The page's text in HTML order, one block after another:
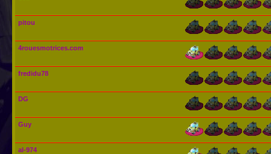
pitou
4rouesmotrices.com
fredidu78
DG
Guy
al-974